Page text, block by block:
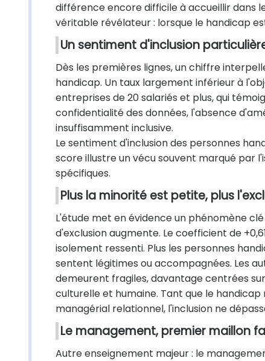
différence encore difficile à accueillir dans
véritable révélateur : lorsque le handicap
Un sentiment d'inclusion
Dès les premières lignes, un chiffre
handicap. Un taux largement inférieur à
entreprises de 20 salariés et plus, qui
confidentialité des données, l'absence
insuffisamment inclusive.
Le sentiment d'inclusion des personnes
score illustre un vécu souvent marqué par
spécifiques.
Plus la minorité est petite, plus
L'étude met en évidence un phénomène
d'exclusion augmente. Le coefficient de
isolement ressenti. Plus les personnes
sentent légitimes ou accompagnées. Les
demeurent fragiles, davantage centrées
culturelle et humaine. Tant que le
managérial relationnel, l'inclusion ne
Le management, premier maillon
Autre enseignement majeur : le